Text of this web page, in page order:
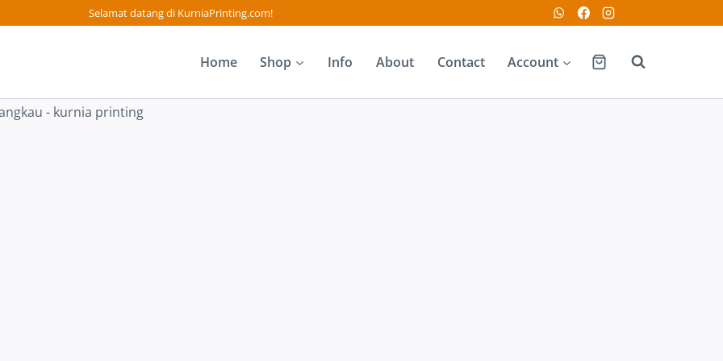
Selamat datang di KurniaPrinting.com!
Home Shop Info About Contact Account